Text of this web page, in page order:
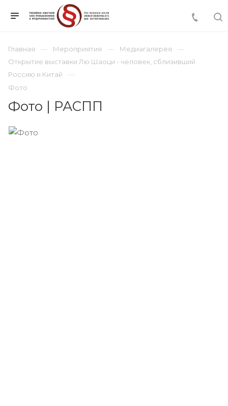
Главная Мероприятия
Медиагалерея
Открытие выставки Лю Шаоци - человек, сблизивший
Россию и Китай
Фото
Фото | РАСПП